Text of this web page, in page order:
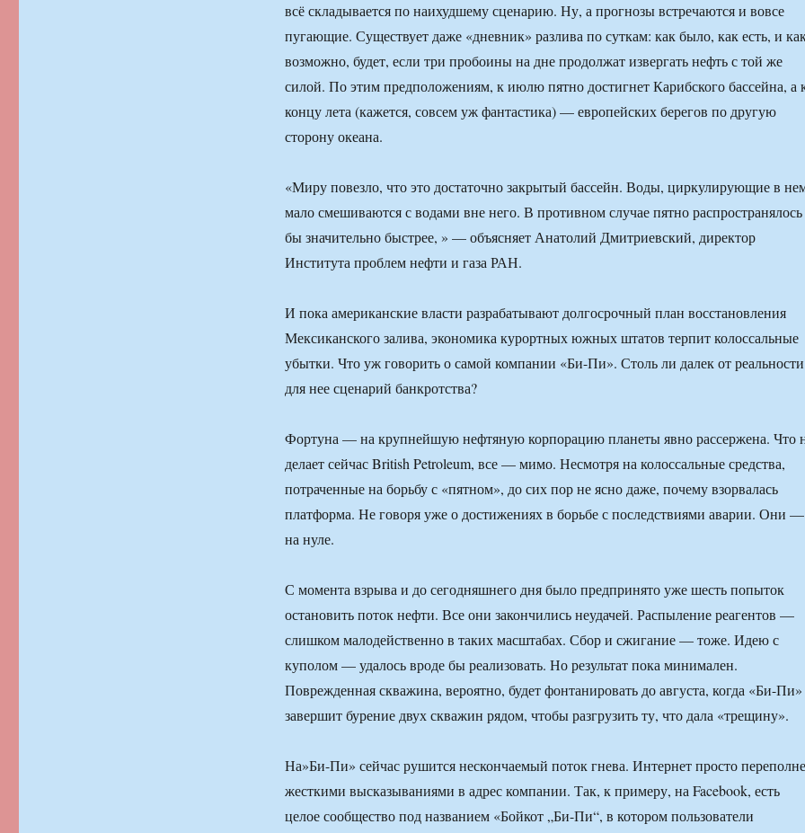
всё складывается по наихудшему сценарию. Ну, а прогнозы встречаются и вовсе
пугающие. Существует даже «дневник» разлива по суткам: как было, как есть, и
возможно, будет, если три пробоины на дне продолжат извергать нефть с той же
силой. По этим предположениям, к июлю пятно достигнет Карибского бассейна, а
концу лета (кажется, совсем уж фантастика) — европейских берегов по другую
сторону океана.
«Миру повезло, что это достаточно закрытый бассейн. Воды, циркулирующие в
мало смешиваются с водами вне него. В противном случае пятно распространялось
бы значительно быстрее, » — объясняет Анатолий Дмитриевский, директор
Института проблем нефти и газа РАН.
И пока американские власти разрабатывают долгосрочный план восстановления
Мексиканского залива, экономика курортных южных штатов терпит колоссальные
убытки. Что уж говорить о самой компании «Би-Пи». Столь ли далек от реальности
для нее сценарий банкротства?
Фортуна — на крупнейшую нефтяную корпорацию планеты явно рассержена. Что
делает сейчас British Petroleum, все — мимо. Несмотря на колоссальные средства,
потраченные на борьбу с «пятном», до сих пор не ясно даже, почему взорвалась
платформа. Не говоря уже о достижениях в борьбе с последствиями аварии. Они —
на нуле.
С момента взрыва и до сегодняшнего дня было предпринято уже шесть попыток
остановить поток нефти. Все они закончились неудачей. Распыление реагентов —
слишком малодейственно в таких масштабах. Сбор и сжигание — тоже. Идею с
куполом — удалось вроде бы реализовать. Но результат пока минимален.
Поврежденная скважина, вероятно, будет фонтанировать до августа, когда «Би-Пи»
завершит бурение двух скважин рядом, чтобы разгрузить ту, что дала «трещину».
На»Би-Пи» сейчас рушится нескончаемый поток гнева. Интернет просто
жесткими высказываниями в адрес компании. Так, к примеру, на Facebook, есть
целое сообщество под названием «Бойкот „Би-Пи“, в котором пользователи